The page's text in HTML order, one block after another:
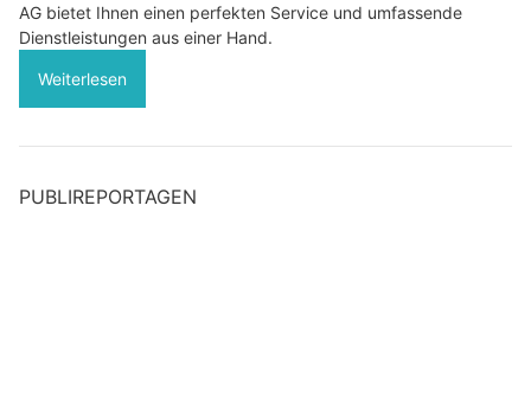
AG bietet Ihnen einen perfekten Service und umfassende
Dienstleistungen aus einer Hand.
Weiterlesen
PUBLIREPORTAGEN